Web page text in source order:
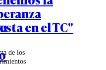
en el TC"
de los